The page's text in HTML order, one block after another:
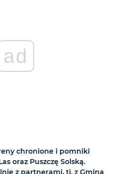
ad
chronione i pomniki
oraz Puszczę Solską.
z partnerami, tj. z Gminą